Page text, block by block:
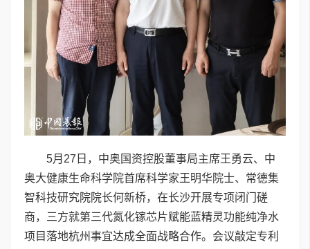
5月27日，中奥国资控股董事局主席王勇云、中
奥大健康生命科学院首席科学家王明华院士、常德集
智科技研究院院长何新桥，在长沙开展专项闭门磋
商，三方就第三代氮化镓芯片赋能蓝精灵功能纯净水
项目落地杭州事宜达成全面战略合作。会议敲定专利